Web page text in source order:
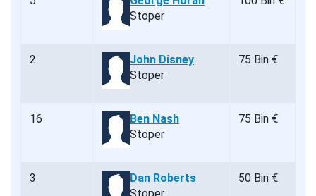
Stoper
2
John Disney
Stoper
75 Bin €
16
Ben Nash
Stoper
75 Bin €
3
Dan Roberts
50 Bin €